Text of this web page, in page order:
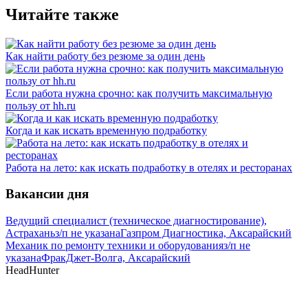
Читайте также
Как найти работу без резюме за один день
Если работа нужна срочно: как получить максимальную
пользу от hh.ru
Когда и как искать временную подработку
Работа на лето: как искать подработку в отелях и ресторанах
Вакансии дня
Ведущий специалист (техническое диагностирование),
Астраханьз/п не указанаГазпром Диагностика, Аксарайский
Механик по ремонту техники и оборудованияз/п не
указанаФракДжет-Волга, Аксарайский
HeadHunter